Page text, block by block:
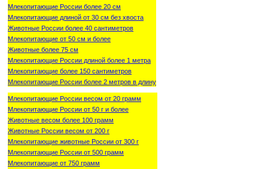
Млекопитающие России более 20 см
Млекопитающие длиной от 30 см без хвоста
Животные России более 40 сантиметров
Млекопитающие от 50 см и более
Животные более 75 см
Млекопитающие России длиной более 1 метра
Млекопитающие более 150 сантиметров
Млекопитающие России более 2 метров в длину
Млекопитающие России весом от 20 грамм
Млекопитающие России от 50 г и более
Животные весом более 100 грамм
Животные России весом от 200 г
Млекопитающие животные России от 300 г
Млекопитающие России от 500 грамм
Млекопитающие от 750 грамм